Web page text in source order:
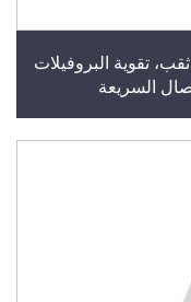
لوحة الاتصال الرأسية 2020، 2/4/6/8 ثقب، تقوية البروفيلات